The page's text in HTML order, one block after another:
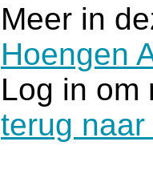
Meer in
Hoengen
Log in om
terug